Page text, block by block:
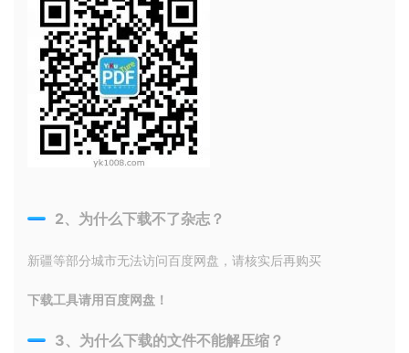
2、为什么下载不了杂志？
新疆等部分城市无法访问百度网盘，请核实后再购买
下载工具请用百度网盘！
3、为什么下载的文件不能解压缩？